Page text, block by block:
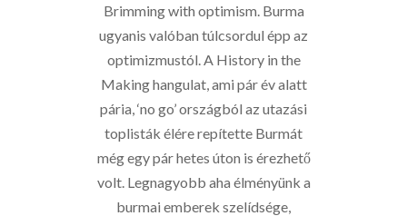
Brimming with optimism. Burma
ugyanis valóban túlcsordul épp az
optimizmustól. A History in the
Making hangulat, ami pár év alatt
pária, ‘no go’ országból az utazási
toplisták élére repítette Burmát
még egy pár hetes úton is érezhető
volt. Legnagyobb aha élményünk a
burmai emberek szelídsége,